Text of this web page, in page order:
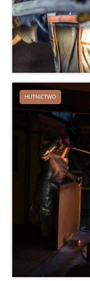
HUTNICTWO